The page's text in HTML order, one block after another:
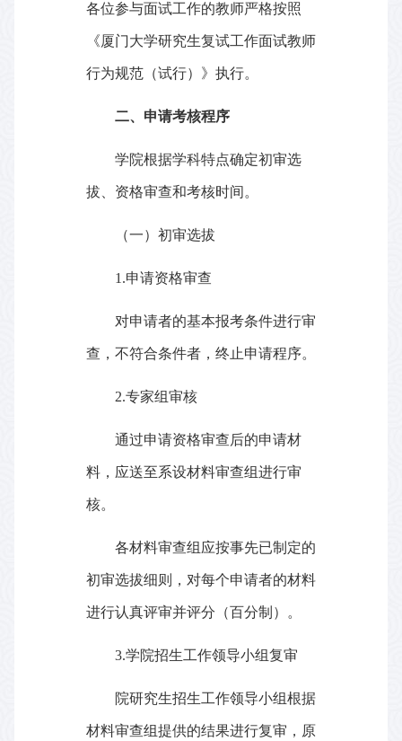
各位参与面试工作的教师严格按照
《厦门大学研究生复试工作面试教师
行为规范（试行）》执行。
二、申请考核程序
学院根据学科特点确定初审选
拔、资格审查和考核时间。
（一）初审选拔
1.申请资格审查
对申请者的基本报考条件进行审
查，不符合条件者，终止申请程序。
2.专家组审核
通过申请资格审查后的申请材
料，应送至系设材料审查组进行审
核。
各材料审查组应按事先已制定的
初审选拔细则，对每个申请者的材料
进行认真评审并评分（百分制）。
3.学院招生工作领导小组复审
院研究生招生工作领导小组根据
材料审查组提供的结果进行复审，原